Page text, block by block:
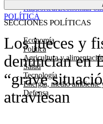
SECCIONES POLÍTICAS
Economía
Política
Agricultura y
Salud
Tecnología
Energía, medio ambiente
Defensa
RapporteurEconomía
Los jueces y
denuncian en
“grave
atraviesan
POLÍTICA